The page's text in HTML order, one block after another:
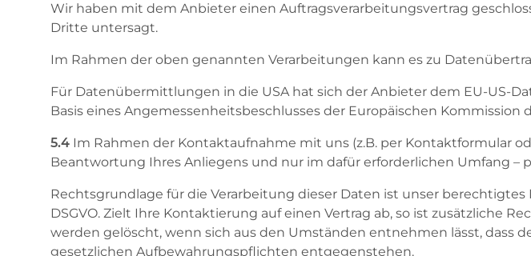
Wir haben mit dem Anbieter einen Auftragsverarbeitungsvertrag
Dritte untersagt.
Im Rahmen der oben genannten Verarbeitungen kann es zu
Für Datenübermittlungen in die USA hat sich der Anbieter dem EU-US-
Basis eines Angemessenheitsbeschlusses der Europäischen
5.4 Im Rahmen der Kontaktaufnahme mit uns (z.B. per Kontaktformular
Beantwortung Ihres Anliegens und nur im dafür erforderlichen Umfang –
Rechtsgrundlage für die Verarbeitung dieser Daten ist unser
DSGVO. Zielt Ihre Kontaktierung auf einen Vertrag ab, so ist zusätzliche
werden gelöscht, wenn sich aus den Umständen entnehmen lässt, dass
gesetzlichen Aufbewahrungspflichten entgegenstehen.